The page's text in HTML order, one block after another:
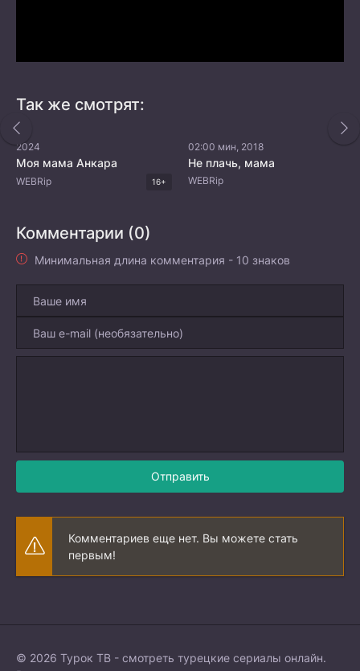
Так же смотрят:
2024
Моя мама Анкара
WEBRip 16+
02:00 мин, 2018
Не плачь, мама
WEBRip
Комментарии (0)
Минимальная длина комментария - 10 знаков
Отправить
Комментариев еще нет. Вы можете стать
первым!
© 2026 Турок ТВ - смотреть турецкие сериалы онлайн.